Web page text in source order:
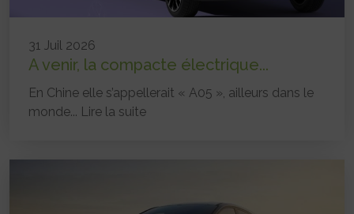
31 Juil 2026
A venir, la compacte électrique...
En Chine elle s’appellerait « A05 », ailleurs dans le
monde... Lire la suite